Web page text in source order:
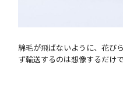
綿毛が飛ばないように、花び
ず輸送するのは想像するだけ